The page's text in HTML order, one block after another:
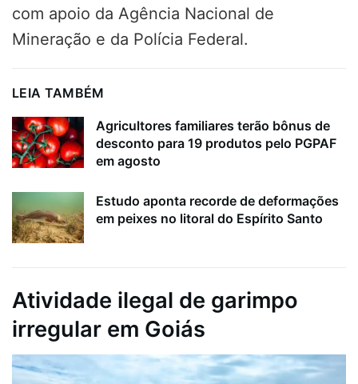
com apoio da Agência Nacional de
Mineração e da Polícia Federal.
LEIA TAMBÉM
Agricultores familiares terão bônus de
desconto para 19 produtos pelo PGPAF
em agosto
Estudo aponta recorde de deformações
em peixes no litoral do Espírito Santo
Atividade ilegal de garimpo
irregular em Goiás